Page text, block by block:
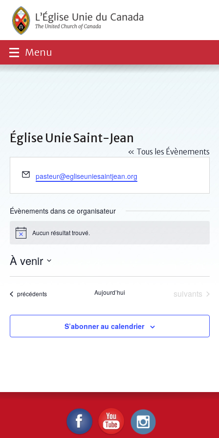
Menu
Église Unie Saint-Jean
« Tous les Évènements
Email
pasteur@egliseuniesaintjean.org
Évènements dans ce organisateur
Notice Aucun résultat trouvé.
À venir
date.
Évènements
précédents Aujourd’hui Évènements
suivants
S’abonner au calendrier